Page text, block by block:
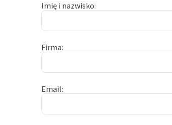
Imię i nazwisko
Firma
Email